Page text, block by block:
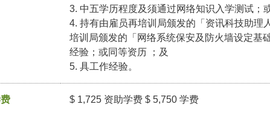
3. 中五学历程度及须通过网络知识入学测试；
4. 持有由雇员再培训局颁发的「资讯科技助理
培训局颁发的「网络系统保安及防火墙设定基
经验；或同等资历 ；及
5. 具工作经验。
$ 1,725 资助学费 $ 5,750 学费